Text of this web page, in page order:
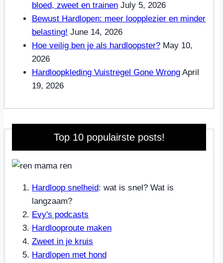
bloed, zweet en trainen July 5, 2026
Bewust Hardlopen: meer loopplezier en minder
belasting! June 14, 2026
Hoe veilig ben je als hardloopster? May 10,
2026
Hardloopkleding Vuistregel Gone Wrong April
19, 2026
Top 10 populairste posts!
Hardloop snelheid: wat is snel? Wat is
langzaam?
Evy's podcasts
Hardlooproute maken
Zweet in je kruis
Hardlopen met hond